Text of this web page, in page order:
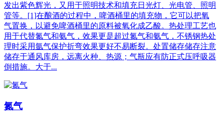
发出紫色辉光，又用于照明技术和填充日光灯、光电管、照明
管等。[1]在酿酒的过程中，啤酒桶里的填充物，它可以把氧
气置换，以避免啤酒桶里的原料被氧化成乙酸。热处理工艺也
用于代替氮气和氨气，效果更是超过氮气和氨气，不锈钢热处
理时采用氩气保护折弯效果更好不易断裂。处置储存储存注意
储存于通风库房，远离火种、热源；气瓶应有防正式压呼吸器
倒措施。大于...
氮气